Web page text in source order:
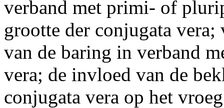
verband met primi- of
grootte der conjugata
van de baring in verband
vera; de invloed van de
conjugata vera op het